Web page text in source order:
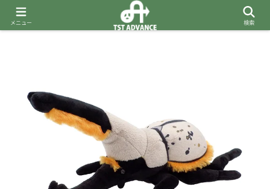
メニュー 検索